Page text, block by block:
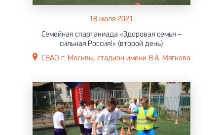
18 июля 2021
Семейная спартакиада «Здоровая семья –
сильная Россия!» (второй день)
СВАО г. Москвы, стадион имени В.А. Мягкова